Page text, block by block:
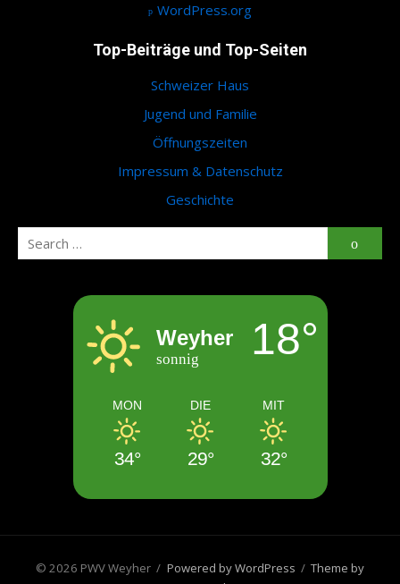
WordPress.org
Top-Beiträge und Top-Seiten
Schweizer Haus
Jugend und Familie
Öffnungszeiten
Impressum & Datenschutz
Geschichte
for:
Weyher
sonnig 18°
MON
34°
DIE
29°
MIT
32°
© 2026 PWV Weyher / Powered by WordPress / Theme by